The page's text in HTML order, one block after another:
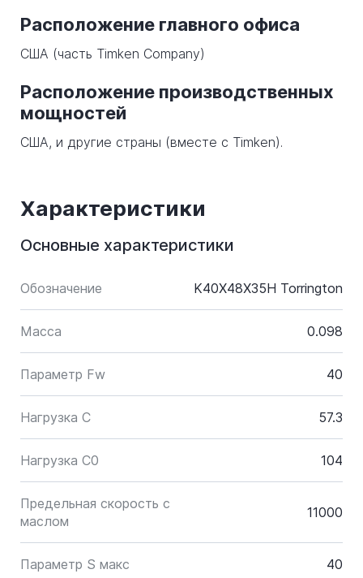
Расположение главного офиса
США (часть Timken Company)
Расположение производственных
мощностей
США, и другие страны (вместе с Timken).
Характеристики
Основные характеристики
Обозначение K40X48X35H Torrington
Масса 0.098
Параметр Fw 40
Нагрузка C 57.3
Нагрузка C0 104
Предельная скорость с
маслом
11000
Параметр S макс 40